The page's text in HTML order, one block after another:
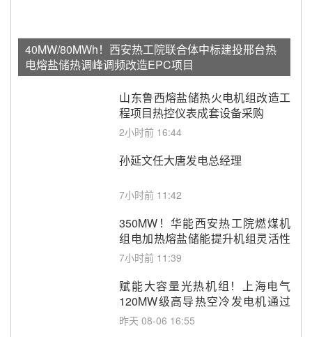
40MW/80MWh！西安热工院联合体中标建投邢台热
电熔盐储热调峰调频改造EPC项目
山东鲁西熔盐储热火电机组改造工
程项目热控仪表成套设备采购
2小时前 16:44
孙延文任大唐发电总经理
7小时前 11:42
350MW！华能西安热工院燃煤机
组电加热熔盐储能提升机组灵活性
改造项目初步设计第三方评审服务
7小时前 11:39
赋能大容量光热机组！上海电气
120MW级高导热空冷发电机通过
型式试验
昨天 08-06 16:55